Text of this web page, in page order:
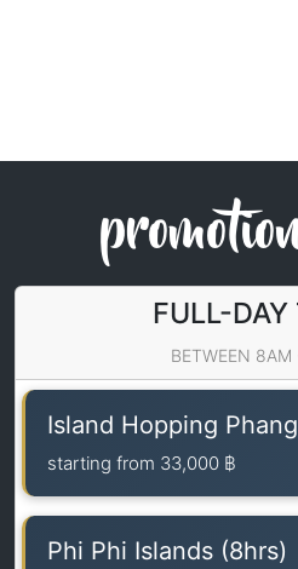
FULL-DAY
BETWEEN
Island Hopping
starting from 33,000 ฿
Phi Phi Islands (8hrs)